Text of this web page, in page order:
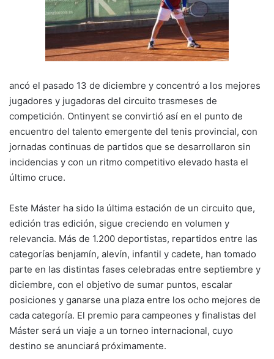
ancó el pasado 13 de diciembre y concentró a los mejores
jugadores y jugadoras del circuito trasmeses de
competición. Ontinyent se convirtió así en el punto de
encuentro del talento emergente del tenis provincial, con
jornadas continuas de partidos que se desarrollaron sin
incidencias y con un ritmo competitivo elevado hasta el
último cruce.
Este Máster ha sido la última estación de un circuito que,
edición tras edición, sigue creciendo en volumen y
relevancia. Más de 1.200 deportistas, repartidos entre las
categorías benjamín, alevín, infantil y cadete, han tomado
parte en las distintas fases celebradas entre septiembre y
diciembre, con el objetivo de sumar puntos, escalar
posiciones y ganarse una plaza entre los ocho mejores de
cada categoría. El premio para campeones y finalistas del
Máster será un viaje a un torneo internacional, cuyo
destino se anunciará próximamente.